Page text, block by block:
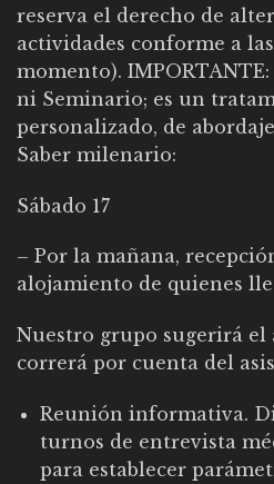
reserva el derecho de
actividades conforme a
momento).
ni Seminario; es un
personalizado, de
Saber milenario:
Sábado 17
– Por la mañana,
alojamiento de quienes
Nuestro grupo sugerirá el
correrá por cuenta del
Reunión informativa.
turnos de entrevista
para establecer